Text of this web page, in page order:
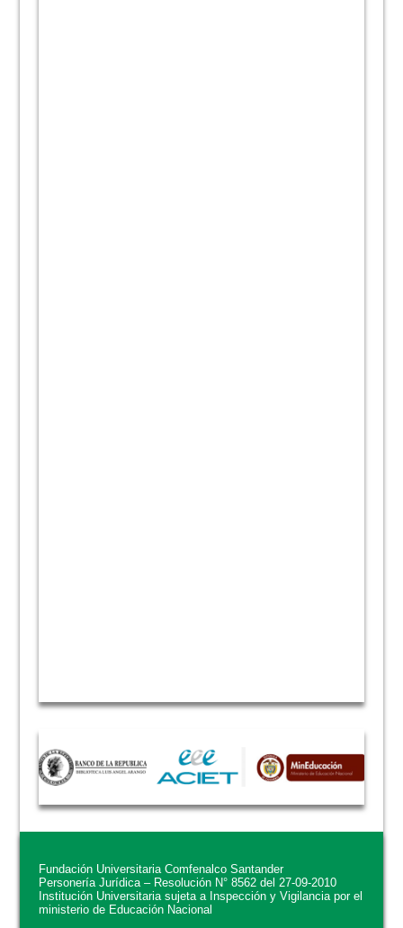
Fundación Universitaria Comfenalco Santander
Personería Jurídica – Resolución N° 8562 del 27-09-2010
Institución Universitaria sujeta a Inspección y Vigilancia por el
ministerio de Educación Nacional